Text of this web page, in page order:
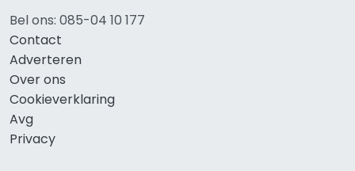
Bel ons: 085-04 10 177
Contact
Adverteren
Over ons
Cookieverklaring
Avg
Privacy